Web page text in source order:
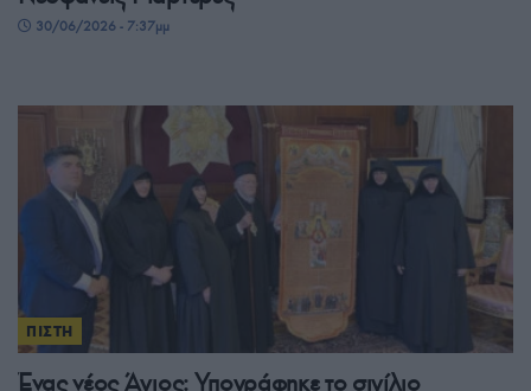
30/06/2026 - 7:37μμ
ΠΙΣΤΗ
Ένας νέος Άγιος: Υπογράφηκε το σιγίλιο